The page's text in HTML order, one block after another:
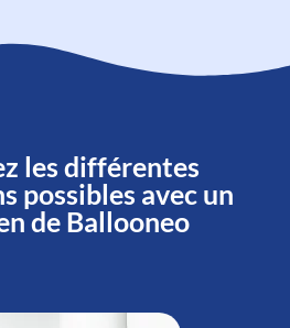
les différentes
possibles avec un
de Ballooneo